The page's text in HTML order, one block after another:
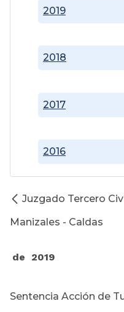
2016
2017
2018
2019
Juzgado Tercero
Manizales - Caldas
de 2019
Sentencia Acción de